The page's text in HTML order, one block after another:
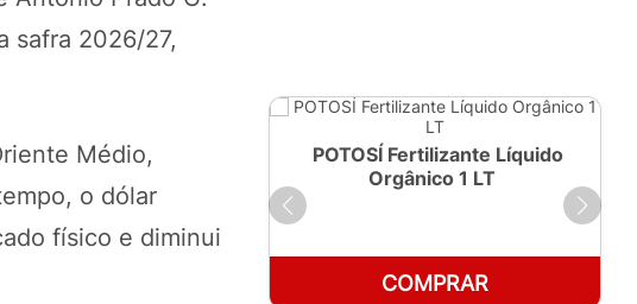
safra 2026/27,
Médio,
o dólar
físico e diminui
Fertilizante Líquido
POTOSÍ Fertilizante Líquido
Orgânico 1 LT
COMPRAR